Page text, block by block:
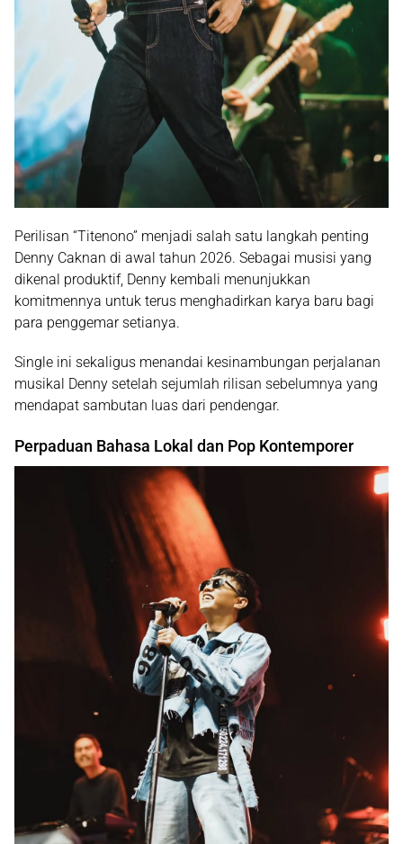
Perilisan “Titenono” menjadi salah satu langkah penting
Denny Caknan di awal tahun 2026. Sebagai musisi yang
dikenal produktif, Denny kembali menunjukkan
komitmennya untuk terus menghadirkan karya baru bagi
para penggemar setianya.
Single ini sekaligus menandai kesinambungan perjalanan
musikal Denny setelah sejumlah rilisan sebelumnya yang
mendapat sambutan luas dari pendengar.
Perpaduan Bahasa Lokal dan Pop Kontemporer